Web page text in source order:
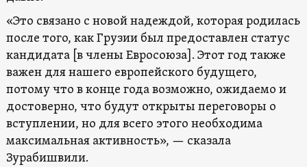
«Это связано с новой надеждой, которая родилась
после того, как Грузии был предоставлен статус
кандидата [в члены Евросоюза]. Этот год также
важен для нашего европейского будущего,
потому что в конце года возможно, ожидаемо и
достоверно, что будут открыты переговоры о
вступлении, но для всего этого необходима
максимальная активность», — сказала
Зурабишвили.